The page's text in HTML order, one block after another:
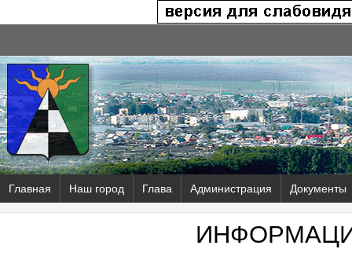
Главная Наш город Глава Администрация Документы